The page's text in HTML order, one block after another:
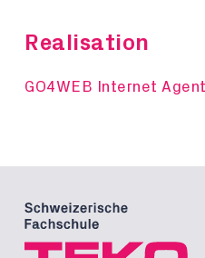
Realisation
GO4WEB Internet